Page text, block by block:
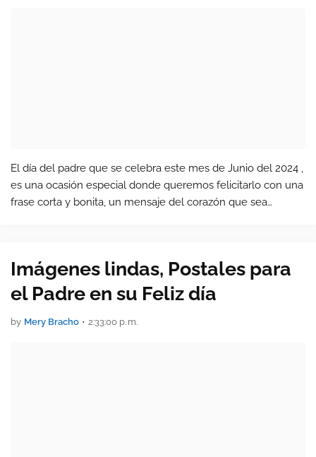
El día del padre que se celebra este mes de Junio del 2024 ,
es una ocasión especial donde queremos felicitarlo con una
frase corta y bonita, un mensaje del corazón que sea
Imágenes lindas, Postales para
el Padre en su Feliz día
by Mery Bracho • 2:33:00 p. m.